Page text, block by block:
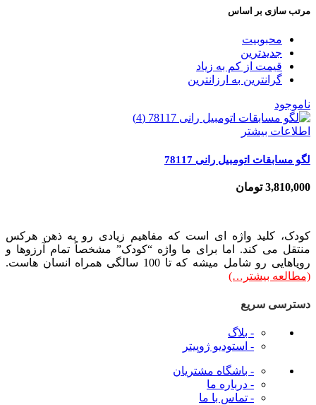
مرتب سازی بر اساس
محبوبیت
جدیدترین
قیمت از کم به زیاد
گرانترین به ارزانترین
ناموجود
اطلاعات بیشتر
لگو مسابقات اتومبیل رانی 78117
3,810,000 تومان
کودک، کلید واژه ای است که مفاهیم زیادی رو به ذهن هرکس
منتقل می کند. اما برای ما واژه “کودک” مشخصاً تمام آرزوها و
رویاهایی رو شامل میشه که تا 100 سالگی همراه انسان هاست.
(مطالعه بیشتر…)
دسترسی سریع
- بلاگ
- استودیو ژوپیتر
- باشگاه مشتریان
- درباره ما
- تماس با ما